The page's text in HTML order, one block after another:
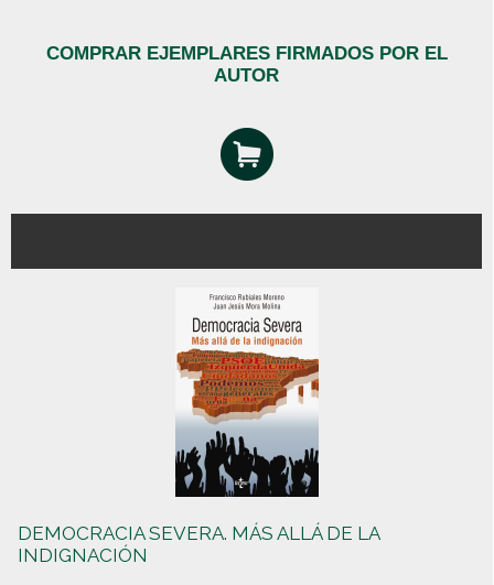
COMPRAR EJEMPLARES FIRMADOS POR EL
AUTOR
DEMOCRACIA SEVERA. MÁS ALLÁ DE LA
INDIGNACIÓN